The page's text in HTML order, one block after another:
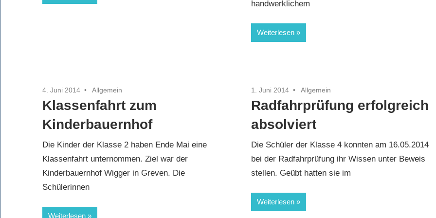
handwerklichem
Weiterlesen
4. Juni 2014 Allgemein
Klassenfahrt zum
Kinderbauernhof
Die Kinder der Klasse 2 haben Ende Mai eine
Klassenfahrt unternommen. Ziel war der
Kinderbauernhof Wigger in Greven. Die
Schülerinnen
Weiterlesen
1. Juni 2014 Allgemein
Radfahrprüfung erfolgreich
absolviert
Die Schüler der Klasse 4 konnten am 16.05.2014
bei der Radfahrprüfung ihr Wissen unter Beweis
stellen. Geübt hatten sie im
Weiterlesen